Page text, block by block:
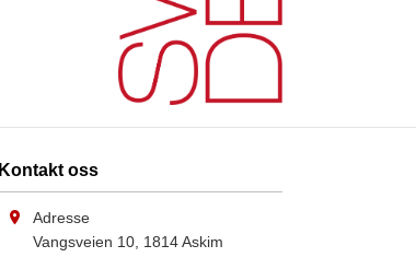
Kontakt oss
Adresse
Vangsveien 10 1814Askim